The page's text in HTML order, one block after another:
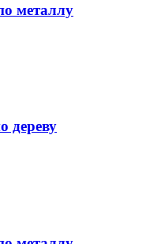
металлу
дереву